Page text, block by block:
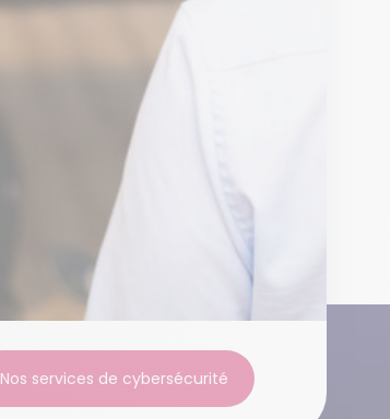
Nos services de cybersécurité